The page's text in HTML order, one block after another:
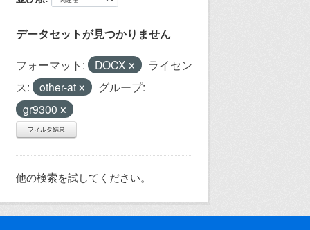
データセットが見つかりません
フォーマット: DOCX
ライセン
ス:
other-at
グループ:
gr9300
フィルタ結果
他の検索を試してください。